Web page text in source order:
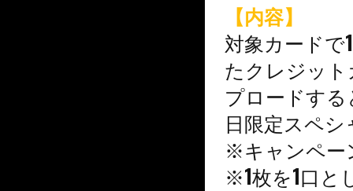
【内容】
対象カードで
たクレジッ
プロードす
日限定スペ
※キャンペー
※1枚を1口と